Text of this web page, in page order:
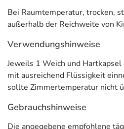
Bei Raumtemperatur, trocken,
außerhalb der Reichweite von
Verwendungshinweise
Jeweils 1 Weich und
mit ausreichend Flüssigkeit
sollte Zimmertemperatur nicht
Gebrauchshinweise
Die angegebene empfohlene